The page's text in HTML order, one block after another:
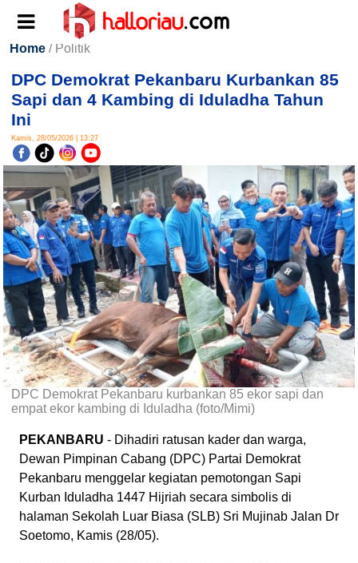
Home / Politik
DPC Demokrat Pekanbaru Kurbankan 85
Sapi dan 4 Kambing di Iduladha Tahun
Ini
Kamis, 28/05/2026 | 13:27
DPC Demokrat Pekanbaru kurbankan 85 ekor sapi dan
empat ekor kambing di Iduladha (foto/Mimi)
PEKANBARU - Dihadiri ratusan kader dan warga,
Dewan Pimpinan Cabang (DPC) Partai Demokrat
Pekanbaru menggelar kegiatan pemotongan Sapi
Kurban Iduladha 1447 Hijriah secara simbolis di
halaman Sekolah Luar Biasa (SLB) Sri Mujinab Jalan Dr
Soetomo, Kamis (28/05).